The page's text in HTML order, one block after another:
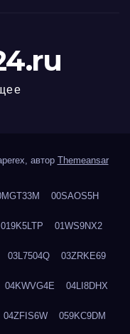
автор Themeansar
00SAOS5H
019K5LTP 01WS9NX2
03L7504Q 03ZRKE69
04KWVG4E 04LI8DHX
04ZFIS6W 059KC9DM